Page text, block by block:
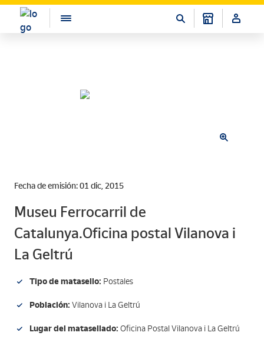
Fecha de emisión: 01 dic, 2015
Museu Ferrocarril de
Catalunya.Oficina postal Vilanova i
La Geltrú
Tipo de matasello: Postales
Población: Vilanova i La Geltrú
Lugar del matasellado: Oficina Postal Vilanova i La Geltrú